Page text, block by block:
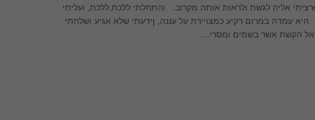
אליה לגשת ולראות אותה מקרוב. והתחלתי ללכת,ללכת, ועליתי
עמדה במרום רקיע כמצויירת על עננה, ןידעתי שלא אגיע ושלחתי
אל הקשת אשר בשמים ומסרי…